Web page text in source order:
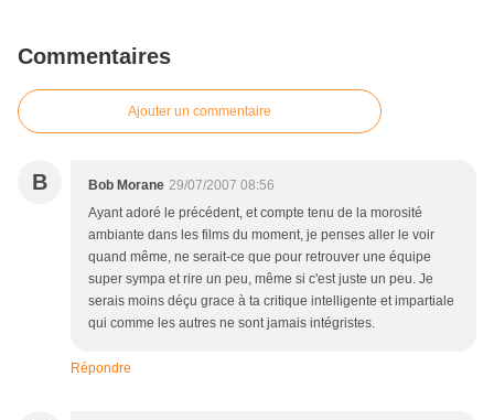
Commentaires
Ajouter un commentaire
B Bob Morane 29/07/2007 08:56
Ayant adoré le précédent, et compte tenu de la morosité
ambiante dans les films du moment, je penses aller le voir
quand même, ne serait-ce que pour retrouver une équipe
super sympa et rire un peu, même si c'est juste un peu. Je
serais moins déçu grace à ta critique intelligente et impartiale
qui comme les autres ne sont jamais intégristes.
Répondre